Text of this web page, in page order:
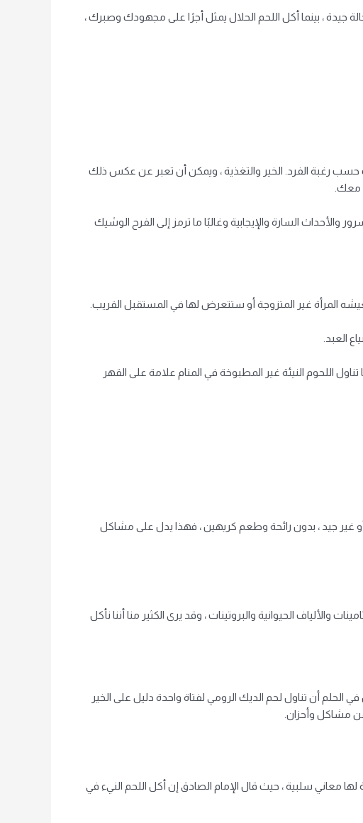
جيدة ، بينما أكل اللحم الحلال يمثل أجرًا على مجهودك وصبرك ،
رغبة الفرد. الخير والتغذية ، ويمكن أن تعبر عن عكس ذلك
معك.
السارة والإيجابية وغالبًا ما ترمز إلى الفرح الوشيك
المرأة غير المتزوجة أو ستتعرض لها في المستقبل القريب.
العبد.
اللحوم النيئة غير المطبوخة في المنام علامة على القهر
أو غير جيد ، بدون رائحة وطعم كريهين ، فهذا يدل على مشاكل
والألياف الحيوانية والبروتينات ، وقد يرى الكثير منا أننا نأكل
أن تناول لحم الديك الرومي لفتاة واحدة دليل على الخير
عن مشاكل وأحزان.
معاني سلبية ، حيث قال الإمام الصادق إن أكل اللحم النيء في